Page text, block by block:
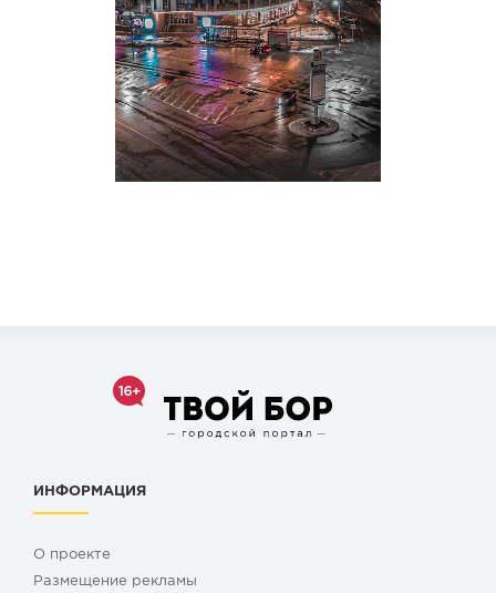
ИНФОРМАЦИЯ
О проекте
Размещение рекламы